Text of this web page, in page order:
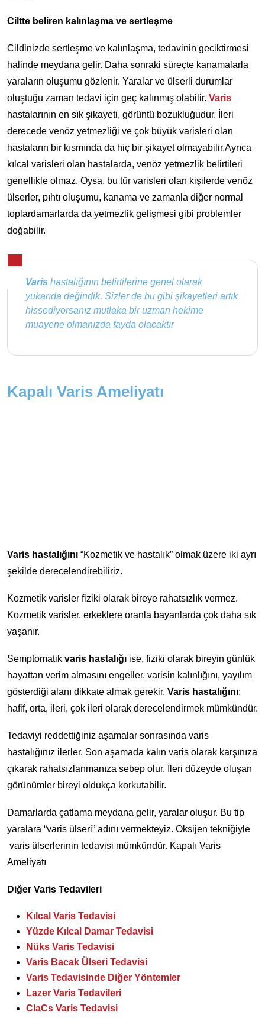
Ciltte beliren kalınlaşma ve sertleşme
Cildinizde sertleşme ve kalınlaşma, tedavinin geciktirmesi
halinde meydana gelir. Daha sonraki süreçte kanamalarla
yaraların oluşumu gözlenir. Yaralar ve ülserli durumlar
oluştuğu zaman tedavi için geç kalınmış olabilir. Varis
hastalarının en sık şikayeti, görüntü bozukluğudur. İleri
derecede venöz yetmezliği ve çok büyük varisleri olan
hastaların bir kısmında da hiç bir şikayet olmayabilir.Ayrıca
kılcal varisleri olan hastalarda, venöz yetmezlik belirtileri
genellikle olmaz. Oysa, bu tür varisleri olan kişilerde venöz
ülserler, pıhtı oluşumu, kanama ve zamanla diğer normal
toplardamarlarda da yetmezlik gelişmesi gibi problemler
doğabilir.
Varis hastalığının belirtilerine genel olarak
yukarıda değindik. Sizler de bu gibi şikayetleri artık
hissediyorsanız mutlaka bir uzman hekime
muayene olmanızda fayda olacaktır
Kapalı Varis Ameliyatı
Varis hastalığını “Kozmetik ve hastalık” olmak üzere iki ayrı
şekilde derecelendirebiliriz.
Kozmetik varisler fiziki olarak bireye rahatsızlık vermez.
Kozmetik varisler, erkeklere oranla bayanlarda çok daha sık
yaşanır.
Semptomatik varis hastalığı ise, fiziki olarak bireyin günlük
hayattan verim almasını engeller. varisin kalınlığını, yayılım
gösterdiği alanı dikkate almak gerekir. Varis hastalığını;
hafif, orta, ileri, çok ileri olarak derecelendirmek mümkündür.
Tedaviyi reddettiğiniz aşamalar sonrasında varis
hastalığınız ilerler. Son aşamada kalın varis olarak karşınıza
çıkarak rahatsızlanmanıza sebep olur. İleri düzeyde oluşan
görünümler bireyi oldukça korkutabilir.
Damarlarda çatlama meydana gelir, yaralar oluşur. Bu tip
yaralara “varis ülseri” adını vermekteyiz. Oksijen tekniğiyle
varis ülserlerinin tedavisi mümkündür. Kapalı Varis
Ameliyatı
Diğer Varis Tedavileri
Kılcal Varis Tedavisi
Yüzde Kılcal Damar Tedavisi
Nüks Varis Tedavisi
Varis Bacak Ülseri Tedavisi
Varis Tedavisinde Diğer Yöntemler
Lazer Varis Tedavileri
ClaCs Varis Tedavisi